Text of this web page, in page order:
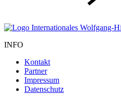
INFO
Kontakt
Partner
Impressum
Datenschutz